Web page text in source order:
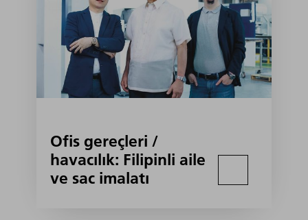
Ofis gereçleri /
havacılık: Filipinli aile
ve sac imalatı